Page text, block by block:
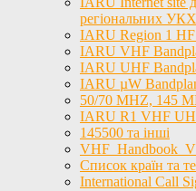
регіональних
IARU Region 1
IARU VHF
IARU UHF
IARU µW
50/70 MHZ, 145
IARU R1 VHF
145500 та інші
Список країн та
International Call